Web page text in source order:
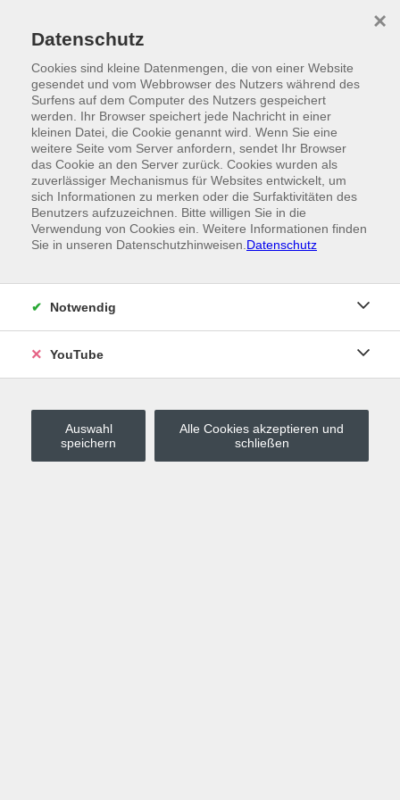
Ein Angebot der
Stadt Leipzig
Datenschutz
Cookies sind kleine Datenmengen, die von einer Website
gesendet und vom Webbrowser des Nutzers während des
Surfens auf dem Computer des Nutzers gespeichert
werden. Ihr Browser speichert jede Nachricht in einer
kleinen Datei, die Cookie genannt wird. Wenn Sie eine
weitere Seite vom Server anfordern, sendet Ihr Browser
das Cookie an den Server zurück. Cookies wurden als
zuverlässiger Mechanismus für Websites entwickelt, um
sich Informationen zu merken oder die Surfaktivitäten des
Benutzers aufzuzeichnen. Bitte willigen Sie in die
Verwendung von Cookies ein. Weitere Informationen finden
Sie in unseren Datenschutzhinweisen. Datenschutz
×
Notwendig
YouTube
Auswahl
speichern
Alle Cookies akzeptieren und
schließen